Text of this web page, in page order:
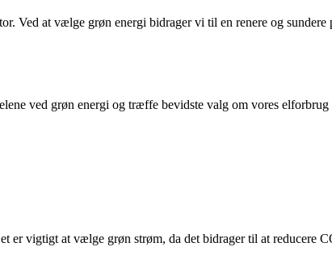
Ved at vælge grøn energi bidrager vi til en renere og sundere
ved grøn energi og træffe bevidste valg om vores
er vigtigt at vælge grøn strøm, da det bidrager til at reducere